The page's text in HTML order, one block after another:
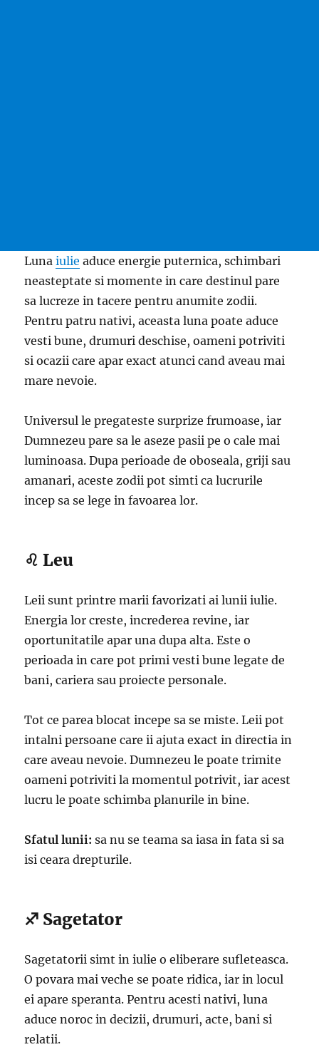
Lunaiulie aduce energie puternica, schimbari
neasteptate si momente in care destinul pare
sa lucreze in tacere pentru anumite zodii.
Pentru patru nativi, aceasta luna poate aduce
vesti bune, drumuri deschise, oameni potriviti
si ocazii care apar exact atunci cand aveau mai
mare nevoie.
Universul le pregateste surprize frumoase, iar
Dumnezeu pare sa le aseze pasii pe o cale mai
luminoasa. Dupa perioade de oboseala, griji sau
amanari, aceste zodii pot simti ca lucrurile
incep sa se lege in favoarea lor.
♌ Leu
Leii sunt printre marii favorizati ai lunii iulie.
Energia lor creste, increderea revine, iar
oportunitatile apar una dupa alta. Este o
perioada in care pot primi vesti bune legate de
bani, cariera sau proiecte personale.
Tot ce parea blocat incepe sa se miste. Leii pot
intalni persoane care ii ajuta exact in directia in
care aveau nevoie. Dumnezeu le poate trimite
oameni potriviti la momentul potrivit, iar acest
lucru le poate schimba planurile in bine.
Sfatul lunii: sa nu se teama sa iasa in fata si sa
isi ceara drepturile.
♐ Sagetator
Sagetatorii simt in iulie o eliberare sufleteasca.
O povara mai veche se poate ridica, iar in locul
ei apare speranta. Pentru acesti nativi, luna
aduce noroc in decizii, drumuri, acte, bani si
relatii.